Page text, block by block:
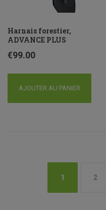
Harnais forestier,
ADVANCE PLUS
€99.00
AJOUTER AU PANIER
1 2